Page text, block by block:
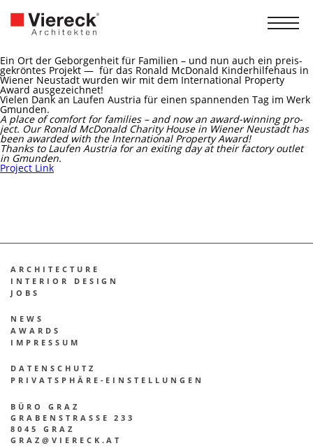
Ein Ort der Gebor­gen­heit für Fami­li­en – und nun auch ein preis­
ge­krön­tes Pro­jekt — für das Ronald McDo­nald Kin­der­hil­fe­haus in
Wie­ner Neu­stadt wur­den wir mit dem Inter­na­tio­nal Pro­per­ty
Award aus­ge­zeich­net!
Vie­len Dank an Lau­fen Aus­tria für einen span­nen­den Tag im Werk
Gmun­den.
A place of com­fort for fami­lies – and now an award-win­ning pro­
ject. Our Ronald McDo­nald Cha­ri­ty House in Wie­ner Neu­stadt has
been award­ed with the Inter­na­tio­nal Pro­per­ty Award!
Thanks to Lau­fen Aus­tria for an exi­ting day at their fac­to­ry out­let
in Gmun­den.
Pro­ject Link
ARCHITECTURE
INTE­RI­OR DESIGN
JOBS
NEWS
AWARDS
IMPRES­SUM
DATEN­SCHUTZ
PRIVATSPHÄRE-EINSTELLUNGEN
BÜRO GRAZ
GRABENSTRASSE 233
8045 GRAZ
GRAZ@VIERECK.AT